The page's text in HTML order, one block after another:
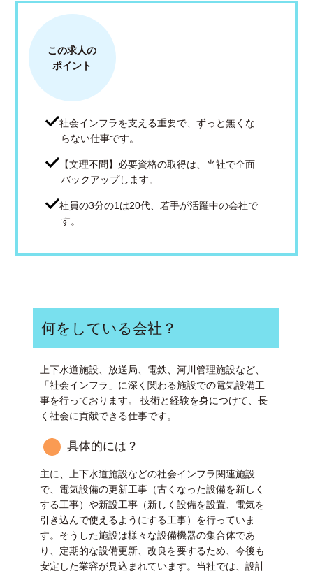
この求人の
ポイント
社会インフラを支える重要で、ずっと無くな
らない仕事です。
【文理不問】必要資格の取得は、当社で全面
バックアップします。
社員の3分の1は20代、若手が活躍中の会社で
す。
何をしている会社？
上下水道施設、放送局、電鉄、河川管理施設など、
「社会インフラ」に深く関わる施設での電気設備工
事を行っております。 技術と経験を身につけて、長
く社会に貢献できる仕事です。
具体的には？
主に、上下水道施設などの社会インフラ関連施設
で、電気設備の更新工事（古くなった設備を新しく
する工事）や新設工事（新しく設備を設置、電気を
引き込んで使えるようにする工事）を行っていま
す。そうした施設は様々な設備機器の集合体であ
り、定期的な設備更新、改良を要するため、今後も
安定した業容が見込まれています。当社では、設計